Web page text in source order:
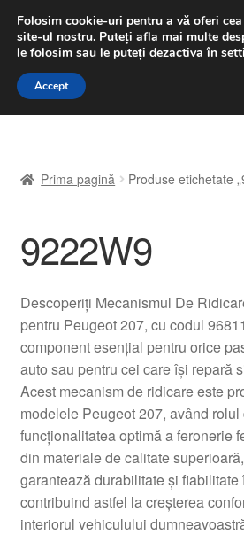
LIVRARE de la 33 lei
luni-vineri 9 a.m. - 4 p.m.
Sari
Sari
A lua legatura
Contul meu
Despre noi
Finalizare comandă
Livrare
Livrare în toată lumea
Plângere
Prima pagină Produse etichetate
9222W9
Descoperiți Mecanismul De
pentru Peugeot 207, cu codul
component esențial pentru orice
auto sau pentru cei care își repară
Acest mecanism de ridicare este
modelele Peugeot 207, având
funcționalitatea optimă a feronerie
din materiale de calitate
garantează durabilitate și fiabilitate
contribuind astfel la creșterea
interiorul vehiculului
Folosim cookie-uri pentru a vă oferi
site-ul nostru. Puteți afla mai multe
le folosim sau le puteți dezactiva în
Accept